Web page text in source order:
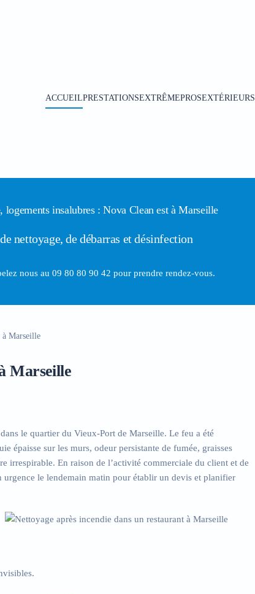
ACCUEILPRESTATIONSEXTRÊMEPROSEXTÉRIEURS
logements insalubres : Nova Clean est à Marseille
nettoyage, de débarras et désinfection
nous au 09 80 80 90 42 pour prendre rendez-vous.
à Marseille
Marseille
le quartier du Vieux-Port de Marseille. Le feu a été
épaisse sur les murs, odeur persistante de fumée, graisses
irrespirable. En raison de l’activité commerciale du client et de
urgence le lendemain matin pour établir un devis et planifier